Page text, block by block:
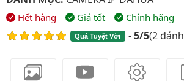
Hết hàng Giá tốt Chính hãng
Quá Tuyệt Vời -5/5(2